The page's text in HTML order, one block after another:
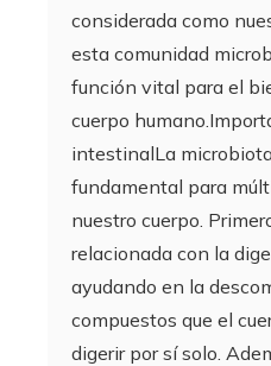
considerada como
esta comunidad
función vital para el
cuerpo
intestinalLa
fundamental para
nuestro cuerpo.
relacionada con la
ayudando en la
compuestos que el
digerir por sí solo.